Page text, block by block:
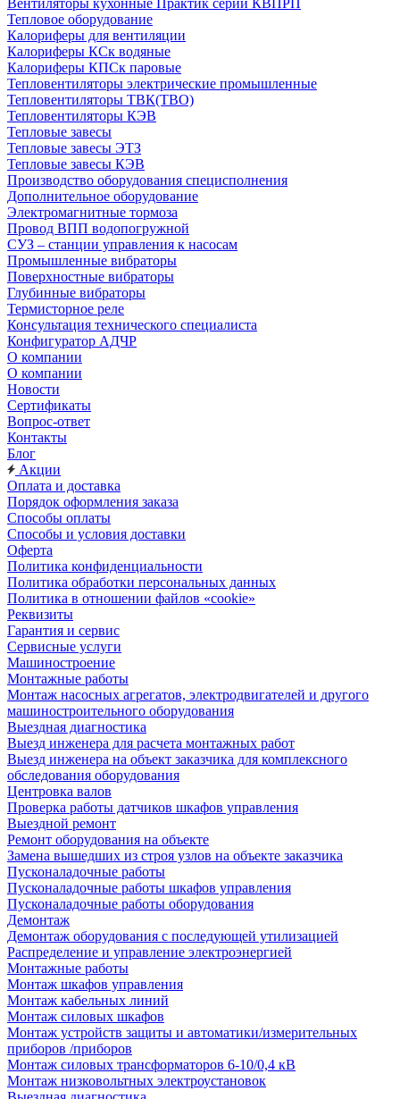
Вентиляторы кухонные Практик серии КВПРП
Тепловое оборудование
Калориферы для вентиляции
Калориферы КСк водяные
Калориферы КПСк паровые
Тепловентиляторы электрические промышленные
Тепловентиляторы ТВК(ТВО)
Тепловентиляторы КЭВ
Тепловые завесы
Тепловые завесы ЭТЗ
Тепловые завесы КЭВ
Производство оборудования специсполнения
Дополнительное оборудование
Электромагнитные тормоза
Провод ВПП водопогружной
СУЗ – станции управления к насосам
Промышленные вибраторы
Поверхностные вибраторы
Глубинные вибраторы
Термисторное реле
Консультация технического специалиста
Конфигуратор АДЧР
О компании
О компании
Новости
Сертификаты
Вопрос-ответ
Контакты
Блог
Акции
Оплата и доставка
Порядок оформления заказа
Способы оплаты
Способы и условия доставки
Оферта
Политика конфиденциальности
Политика обработки персональных данных
Политика в отношении файлов «cookie»
Реквизиты
Гарантия и сервис
Сервисные услуги
Машиностроение
Монтажные работы
Монтаж насосных агрегатов, электродвигателей и другого
машиностроительного оборудования
Выездная диагностика
Выезд инженера для расчета монтажных работ
Выезд инженера на объект заказчика для комплексного
обследования оборудования
Центровка валов
Проверка работы датчиков шкафов управления
Выездной ремонт
Ремонт оборудования на объекте
Замена вышедших из строя узлов на объекте заказчика
Пусконаладочные работы
Пусконаладочные работы шкафов управления
Пусконаладочные работы оборудования
Демонтаж
Демонтаж оборудования с последующей утилизацией
Распределение и управление электроэнергией
Монтажные работы
Монтаж шкафов управления
Монтаж кабельных линий
Монтаж силовых шкафов
Монтаж устройств защиты и автоматики/измерительных
приборов /приборов
Монтаж силовых трансформаторов 6-10/0,4 кВ
Монтаж низковольтных электроустановок